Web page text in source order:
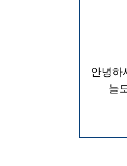
안녕하
늘